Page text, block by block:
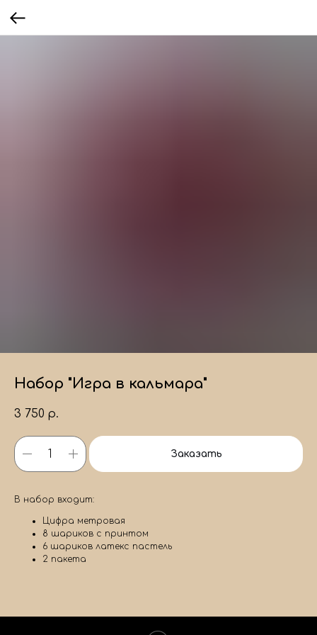
Набор "Игра в кальмара"
3 750 р.
Заказать
В набор входит:
Цифра метровая
8 шариков с принтом
6 шариков латекс пастель
2 пакета